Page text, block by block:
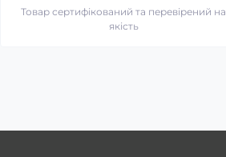
Товар сертифікований та перевірений на
якість